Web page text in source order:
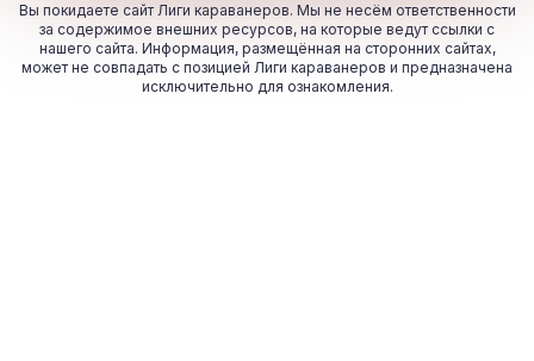
Вы покидаете сайт Лиги караванеров. Мы не несём ответственности
за содержимое внешних ресурсов, на которые ведут ссылки с
нашего сайта. Информация, размещённая на сторонних сайтах,
может не совпадать с позицией Лиги караванеров и предназначена
исключительно для ознакомления.